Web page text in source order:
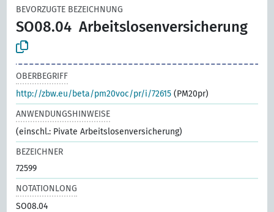
BEVORZUGTE BEZEICHNUNG
SO08.04 Arbeitslosenversicherung
OBERBEGRIFF
http://zbw.eu/beta/pm20voc/pr/i/72615 (PM20pr)
ANWENDUNGSHINWEISE
(einschl.: Pivate Arbeitslosenversicherung)
BEZEICHNER
72599
NOTATIONLONG
SO08.04